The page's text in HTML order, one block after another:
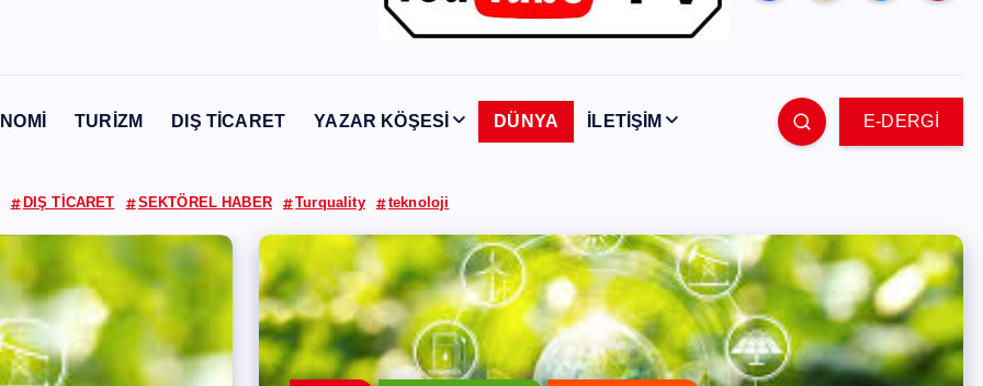
TURİZM DIŞ TİCARET YAZAR KÖŞESİ DÜNYA İLETİŞİM E-DERGİ
DIŞ TİCARET SEKTÖREL HABER Turquality teknoloji